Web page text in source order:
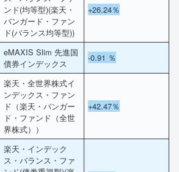
ンド(均等型)(楽天・
バンガード・ファン
ド(バランス均等型))
+26.24％
eMAXIS Slim 先進国
債券インデックス
-0.91 ％
楽天・全世界株式イ
ンデックス・ファン
ド（楽天・バンガー
ド・ファンド（全世
界株式））
+42.47％
楽天・インデック
ス・バランス・ファ